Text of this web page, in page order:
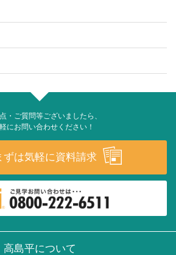
・ご質問等ございましたら、
にお問い合わせください！
ずは気軽に資料請求
高島平について